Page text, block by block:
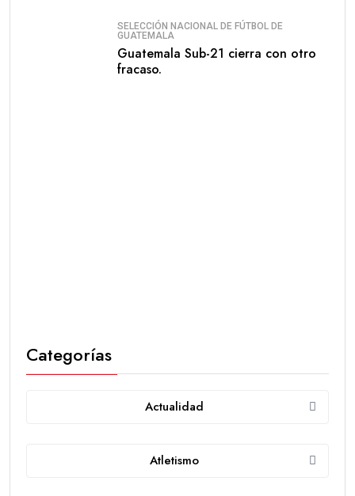
SELECCIÓN NACIONAL DE FÚTBOL DE
GUATEMALA
Guatemala Sub-21 cierra con otro
fracaso.
Categorías
Actualidad
Atletismo